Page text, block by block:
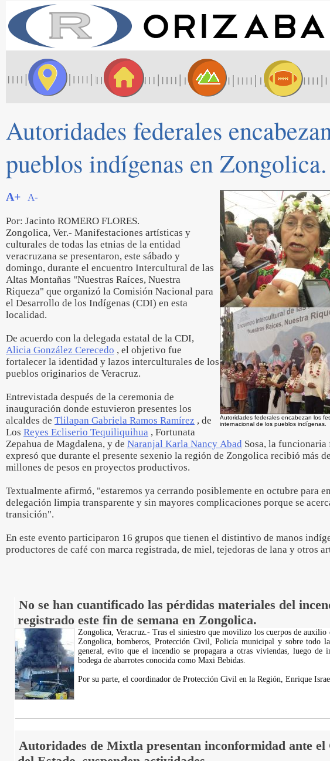
Autoridades federales
pueblos indígenas en Zongolica.
Autoridades federales encabezan los
internacional de los pueblos indígenas.
A+ A-
Por: Jacinto ROMERO FLORES.
Zongolica, Ver.- Manifestaciones artísticas y
culturales de todas las etnias de la entidad
veracruzana se presentaron, este sábado y
domingo, durante el encuentro Intercultural de las
Altas Montañas "Nuestras Raíces, Nuestra
Riqueza" que organizó la Comisión Nacional para
el Desarrollo de los Indígenas (CDI) en esta
localidad.
De acuerdo con la delegada estatal de la CDI,
Alicia González Cerecedo , el objetivo fue
fortalecer la identidad y lazos interculturales de los
pueblos originarios de Veracruz.
Entrevistada después de la ceremonia de
inauguración donde estuvieron presentes los
alcaldes de Tlilapan Gabriela Ramos Ramírez , de
Los Reyes Ecliserio Tequiliquihua , Fortunata
Zepahua de Magdalena, y de Naranjal Karla Nancy Abad Sosa, la funcionaria
expresó que durante el presente sexenio la región de Zongolica recibió más
millones de pesos en proyectos productivos.
Textualmente afirmó, "estaremos ya cerrando posiblemente en octubre para
delegación limpia transparente y sin mayores complicaciones porque se
transición".
En este evento participaron 16 grupos que tienen el distintivo de manos
productores de café con marca registrada, de miel, tejedoras de lana y otros
No se han cuantificado las pérdidas materiales del
registrado este fin de semana en Zongolica.
Zongolica, Veracruz.- Tras el siniestro que movilizo los cuerpos de auxilio
Zongolica, bomberos, Protección Civil, Policía municipal y sobre todo
general, evito que el incendio se propagara a otras viviendas, luego de
bodega de abarrotes conocida como Maxi Bebidas.
Por su parte, el coordinador de Protección Civil en la Región, Enrique
Autoridades de Mixtla presentan inconformidad ante el